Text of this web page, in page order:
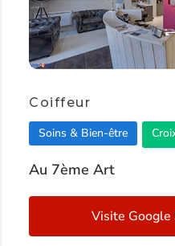
Coiffeur
Soins & Bien-être
Au 7ème Art
Visite